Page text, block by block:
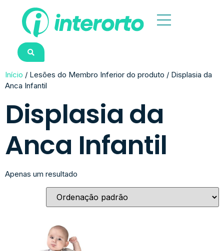
Início / Lesões do Membro Inferior do produto / Displasia da
Anca Infantil
Displasia da
Anca Infantil
Apenas um resultado